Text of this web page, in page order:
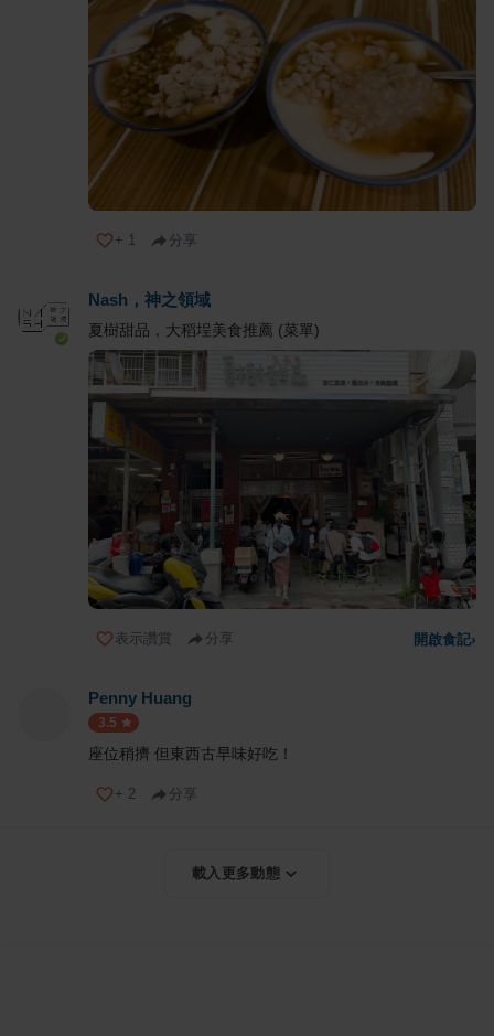
+ 1 分享
Nash，神之領域
夏樹甜品，大稻埕美食推薦 (菜單)
表示讚賞 分享 開啟食記›
Penny Huang
3.5
座位稍擠 但東西古早味好吃！
+ 2 分享
載入更多動態